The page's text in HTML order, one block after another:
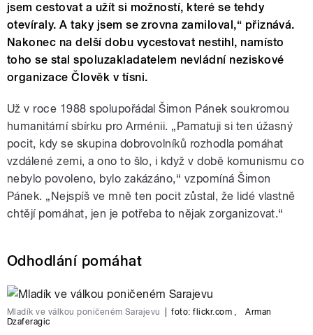
jsem cestovat a užít si možností, které se tehdy
otevíraly. A taky jsem se zrovna zamiloval,“ přiznává.
Nakonec na delší dobu vycestovat nestihl, namísto
toho se stal spoluzakladatelem nevládní neziskové
organizace Člověk v tísni.
Už v roce 1988 spolupořádal Šimon Pánek soukromou
humanitární sbírku pro Arménii. „Pamatuji si ten úžasný
pocit, kdy se skupina dobrovolníků rozhodla pomáhat
vzdálené zemi, a ono to šlo, i když v době komunismu co
nebylo povoleno, bylo zakázáno,“ vzpomíná Šimon
Pánek. „Nejspíš ve mně ten pocit zůstal, že lidé vlastně
chtějí pomáhat, jen je potřeba to nějak zorganizovat.“
Odhodlání pomáhat
Mladík ve válkou poničeném Sarajevu foto:flickr.com ,Arman
Dzaferagic